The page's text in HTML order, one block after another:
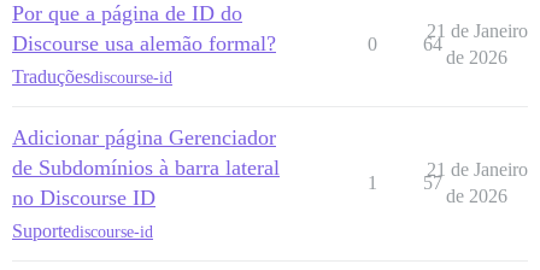
Por que a página de ID do
Discourse usa alemão formal?
Traduçõesdiscourse-id
0 64
21 de Janeiro
de 2026
Adicionar página Gerenciador
de Subdomínios à barra lateral
no Discourse ID
Suportediscourse-id
1 57
21 de Janeiro
de 2026